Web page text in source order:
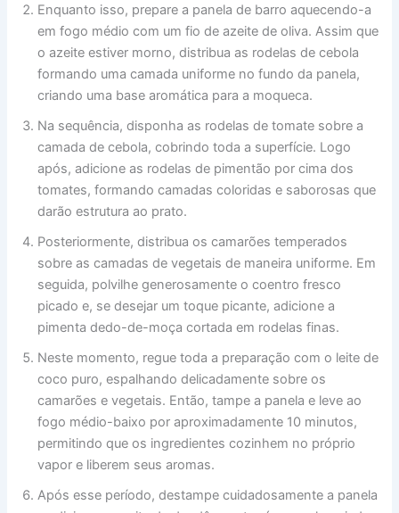
Enquanto isso, prepare a panela de barro aquecendo-a
em fogo médio com um fio de azeite de oliva. Assim que
o azeite estiver morno, distribua as rodelas de cebola
formando uma camada uniforme no fundo da panela,
criando uma base aromática para a moqueca.
Na sequência, disponha as rodelas de tomate sobre a
camada de cebola, cobrindo toda a superfície. Logo
após, adicione as rodelas de pimentão por cima dos
tomates, formando camadas coloridas e saborosas que
darão estrutura ao prato.
Posteriormente, distribua os camarões temperados
sobre as camadas de vegetais de maneira uniforme. Em
seguida, polvilhe generosamente o coentro fresco
picado e, se desejar um toque picante, adicione a
pimenta dedo-de-moça cortada em rodelas finas.
Neste momento, regue toda a preparação com o leite de
coco puro, espalhando delicadamente sobre os
camarões e vegetais. Então, tampe a panela e leve ao
fogo médio-baixo por aproximadamente 10 minutos,
permitindo que os ingredientes cozinhem no próprio
vapor e liberem seus aromas.
Após esse período, destampe cuidadosamente a panela